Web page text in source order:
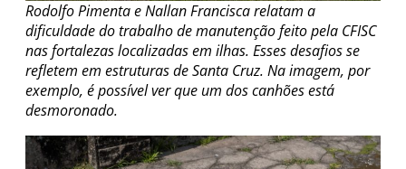
Rodolfo Pimenta e Nallan Francisca relatam a
dificuldade do trabalho de manutenção feito pela CFISC
nas fortalezas localizadas em ilhas. Esses desafios se
refletem em estruturas de Santa Cruz. Na imagem, por
exemplo, é possível ver que um dos canhões está
desmoronado.